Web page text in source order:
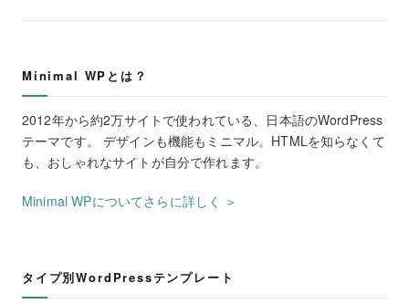
Minimal WPとは？
2012年から約2万サイトで使われている、日本語のWordPress
テーマです。 デザインも機能もミニマル。HTMLを知らなくて
も、おしゃれなサイトが自分で作れます。
Minimal WPについてさらに詳しく ＞
タイプ別WordPressテンプレート